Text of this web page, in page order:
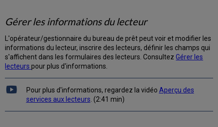
recherche
sur
la
page
Demandes
Filtrer
des
demandes
Type
Gérer les informations du lecteur
L'opérateur/gestionnaire du bureau de prêt peut voir et modifier les
informations du lecteur, inscrire des lecteurs, définir les champs qui
s'affichent dans les formulaires des lecteurs. ConsultezGérer les
lecteurspour plus d'informations.
Pour plus d'informations, regardez la vidéo Aperçu des
services aux lecteurs . (2:41 min)